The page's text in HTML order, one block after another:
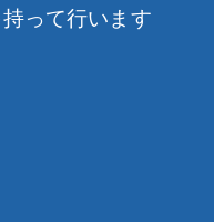
って行います